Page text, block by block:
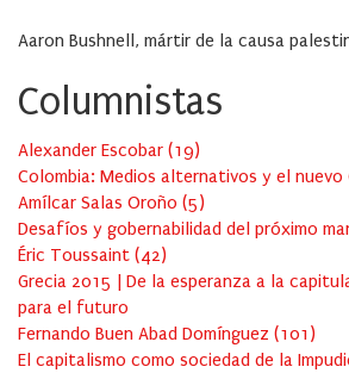
Aaron Bushnell, mártir de la causa
Columnistas
Alexander Escobar (19)
Colombia: Medios alternativos y el nuevo
Amílcar Salas Oroño (5)
Desafíos y gobernabilidad del próximo
Éric Toussaint (42)
Grecia 2015 | De la esperanza a la
para el futuro
Fernando Buen Abad Domínguez (101 )
El capitalismo como sociedad de la